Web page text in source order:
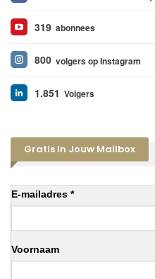
319 abonnees
800 volgers op Instagram
1.851 Volgers
Gratis In Jouw Mailbox
E-mailadres *
Voornaam